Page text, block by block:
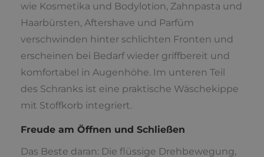
wie Kosmetika und Bodylotion, Zahnpasta und
Haarbürsten, Aftershave und Parfüm
verschwinden hinter schlichten Fronten und
erscheinen bei Bedarf wieder griffbereit und
komfortabel in Augenhöhe. Im unteren Teil
des Schranks ist eine praktische Wäschekippe
mit Stoffkorb integriert.
Freude am Öffnen und Schließen
Das Beste daran: Die flüssige Drehbewegung,